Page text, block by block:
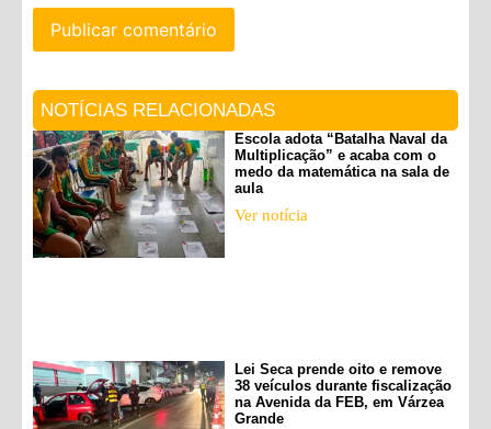
NOTÍCIAS RELACIONADAS
Escola adota “Batalha Naval da
Multiplicação” e acaba com o
medo da matemática na sala de
aula
Ver notícia
Lei Seca prende oito e remove
38 veículos durante fiscalização
na Avenida da FEB, em Várzea
Grande